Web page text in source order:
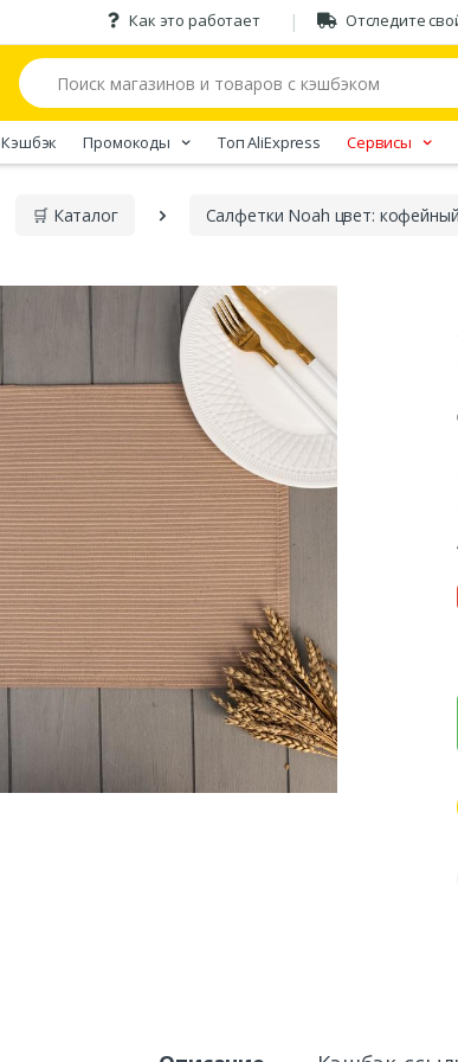
Как это работает Отследите
Кэшбэк Промокоды Tоп AliExpress Сервисы
🛒 Каталог Салфетки Noah цвет: